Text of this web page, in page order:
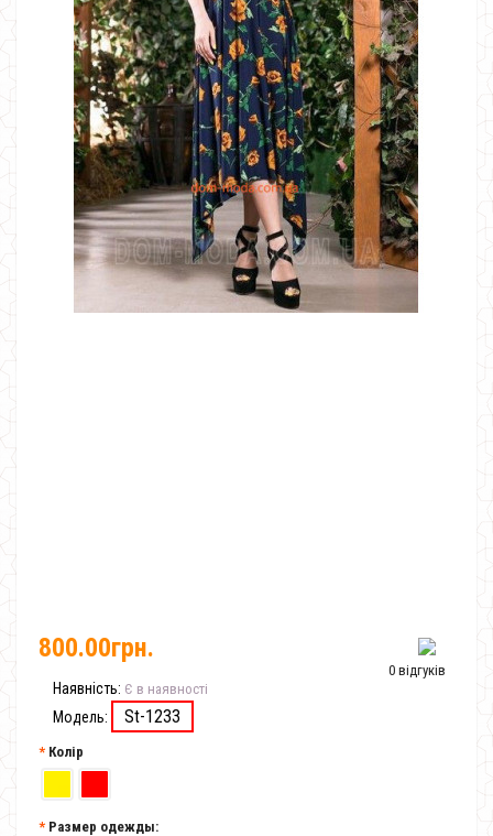
0 відгуків
800.00грн.
Наявність: Є в наявності
Модель: St-1233
Колір
Размер одежды: